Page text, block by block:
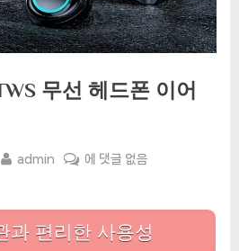
무선 헤드폰 이어
By
admin
오
M25
에 댓글 없음
과 편리한 사용성